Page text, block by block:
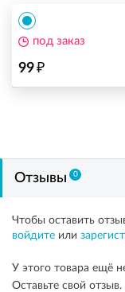
99₽
под заказ
Отзывы 0
Чтобы оставить
войдите или
У этого товара ещё
Оставьте свой отзыв.